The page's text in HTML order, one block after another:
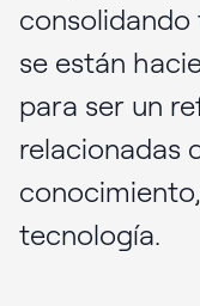
se están
para ser un
relacionadas
tecnología.